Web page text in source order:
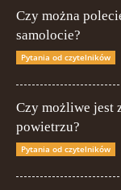
Czy można
samolocie?
Pytania od czytelników
Czy możliwe jest
powietrzu?
Pytania od czytelników